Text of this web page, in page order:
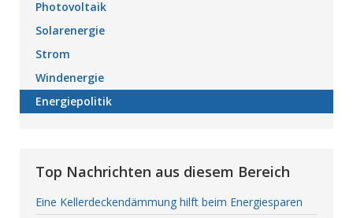
Photovoltaik
Solarenergie
Strom
Windenergie
Energiepolitik
Top Nachrichten aus diesem Bereich
Eine Kellerdeckendämmung hilft beim Energiesparen